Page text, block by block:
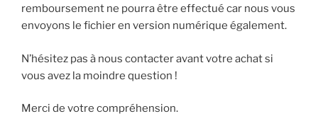
remboursement ne pourra être effectué car nous vous
envoyons le fichier en version numérique également.
N’hésitez pas à nous contacter avant votre achat si
vous avez la moindre question !
Merci de votre compréhension.